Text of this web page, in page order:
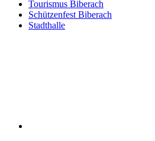
Tourismus Biberach
Schützenfest Biberach
Stadthalle